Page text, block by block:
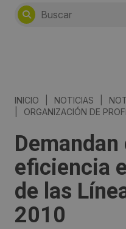
INICIO NOTICIAS
ORGANIZACIÓN DE
eficiencia
de las
2010